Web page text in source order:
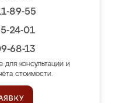
89-55
24-01
68-13
для консультации и
стоимости.